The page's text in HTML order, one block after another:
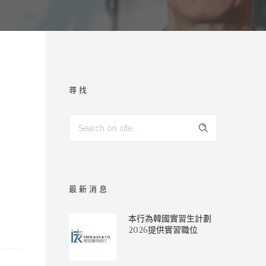
尋找
最新消息
本行為韓國實習生計劃
2026提供實習職位